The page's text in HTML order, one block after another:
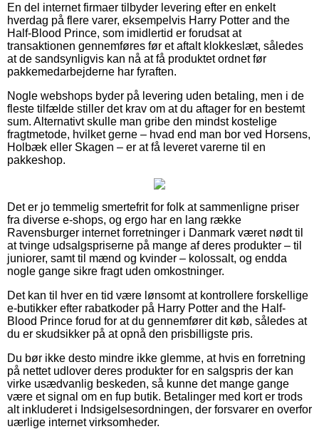
En del internet firmaer tilbyder levering efter en enkelt
hverdag på flere varer, eksempelvis Harry Potter and the
Half-Blood Prince, som imidlertid er forudsat at
transaktionen gennemføres før et aftalt klokkeslæt, således
at de sandsynligvis kan nå at få produktet ordnet før
pakkemedarbejderne har fyraften.
Nogle webshops byder på levering uden betaling, men i de
fleste tilfælde stiller det krav om at du aftager for en bestemt
sum. Alternativt skulle man gribe den mindst kostelige
fragtmetode, hvilket gerne – hvad end man bor ved Horsens,
Holbæk eller Skagen – er at få leveret varerne til en
pakkeshop.
Det er jo temmelig smertefrit for folk at sammenligne priser
fra diverse e-shops, og ergo har en lang række
Ravensburger internet forretninger i Danmark været nødt til
at tvinge udsalgspriserne på mange af deres produkter – til
juniorer, samt til mænd og kvinder – kolossalt, og endda
nogle gange sikre fragt uden omkostninger.
Det kan til hver en tid være lønsomt at kontrollere forskellige
e-butikker efter rabatkoder på Harry Potter and the Half-
Blood Prince forud for at du gennemfører dit køb, således at
du er skudsikker på at opnå den prisbilligste pris.
Du bør ikke desto mindre ikke glemme, at hvis en forretning
på nettet udlover deres produkter for en salgspris der kan
virke usædvanlig beskeden, så kunne det mange gange
være et signal om en fup butik. Betalinger med kort er trods
alt inkluderet i Indsigelsesordningen, der forsvarer en overfor
uærlige internet virksomheder.